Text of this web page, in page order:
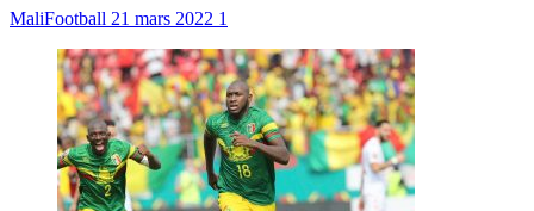
MaliFootball 21 mars 2022 1